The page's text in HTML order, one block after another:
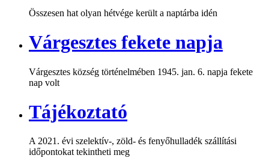
Összesen hat olyan hétvége került a naptárba idén
Várgesztes fekete napja
Várgesztes község történelmében 1945. jan. 6. napja fekete
nap volt
Tájékoztató
A 2021. évi szelektív-, zöld- és fenyőhulladék szállítási
időpontokat tekintheti meg